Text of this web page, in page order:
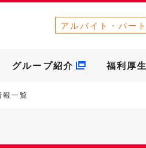
アルバイト・パート
グループ紹介 福利厚生
報一覧